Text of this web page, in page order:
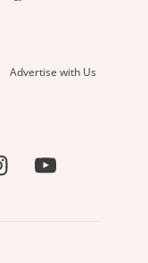
Advertise with Us